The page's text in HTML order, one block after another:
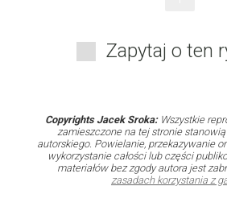
Zapytaj o ten
Copyrights Jacek Sroka:Wszystkie
zamieszczone na tej stronie
autorskiego. Powielanie, przekazywanie
wykorzystanie całości lub części
materiałów bez zgody autora jest
zasadach korzystania z